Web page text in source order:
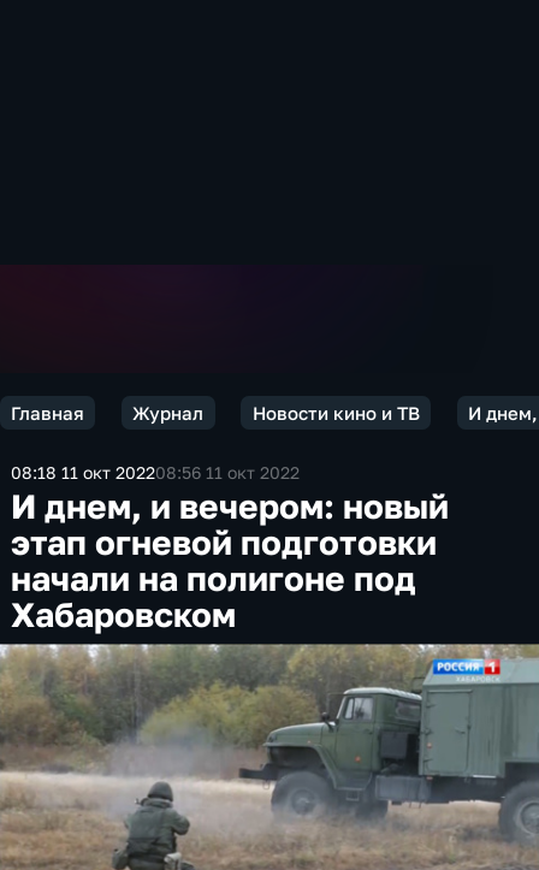
Главная Журнал Новости кино и ТВ И днем,
08:18 11 окт 202208:56 11 окт 2022
И днем, и вечером: новый
этап огневой подготовки
начали на полигоне под
Хабаровском